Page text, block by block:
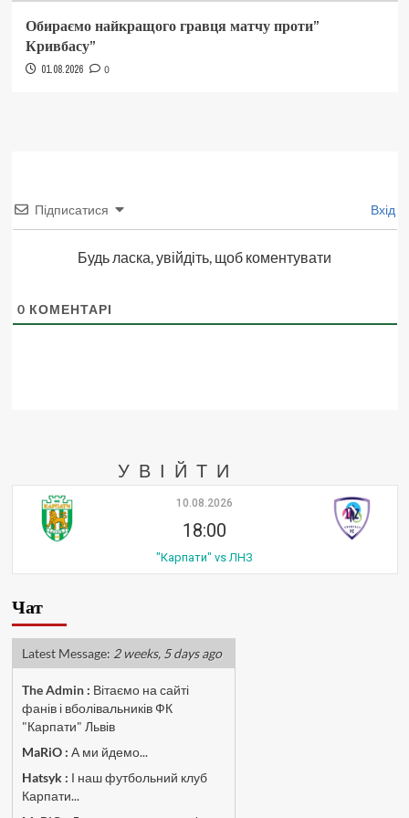
Обираємо найкращого гравця матчу проти”
Кривбасу”
01.08.2026 0
Підписатися Вхід
Будь ласка, увійдіть, щоб коментувати
0 КОМЕНТАРІ
УВІЙТИ
10.08.2026
18:00
"Карпати" vs ЛНЗ
Чат
Latest Message: 2 weeks, 5 days ago
The Admin: Вітаємо на сайті
фанів і вболівальників ФК
"Карпати" Львів
MaRiO : А ми йдемо...
Hatsyk : І наш футбольний клуб
Карпати...